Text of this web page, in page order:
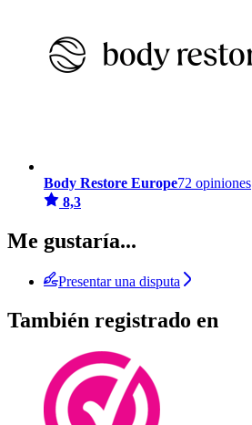
Body Restore Europe72 opiniones
8,3
Me gustaría...
Presentar una disputa
También registrado en